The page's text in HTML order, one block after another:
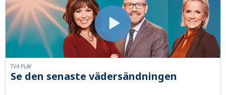
Se den senaste vädersändningen
TV4 PLAY